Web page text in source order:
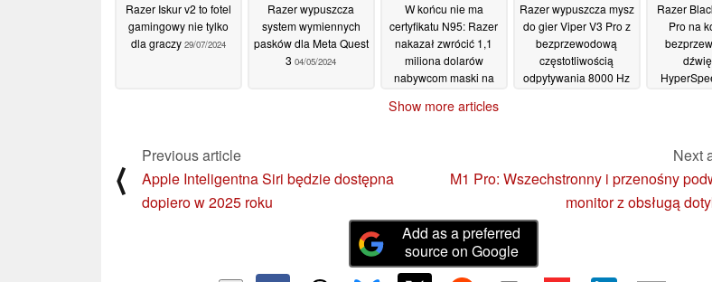
Razer Iskur v2 to fotel
gamingowy nie tylko
dla graczy 29/07/2024
Razer wypuszcza
system wymiennych
pasków dla Meta Quest
3 04/05/2024
W końcu nie ma
certyfikatu N95: Razer
nakazał zwrócić 1,1
miliona dolarów
nabywcom maski na
30/04/2024
Razer wypuszcza mysz
do gier Viper V3 Pro z
bezprzewodową
częstotliwością
odpytywania 8000 Hz
Razer
Pro na
Show more articles
⟨
Previous article
Apple Inteligentna Siri będzie dostępna
dopiero w 2025 roku
Next
M1 Pro: Wszechstronny i przenośny
monitor z obsługą
Add as a preferred
source on Google